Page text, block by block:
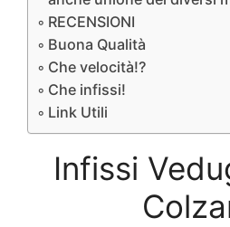
RECENSIONI
Buona Qualità
Che velocità!?
Che infissi!
Link Utili
Infissi